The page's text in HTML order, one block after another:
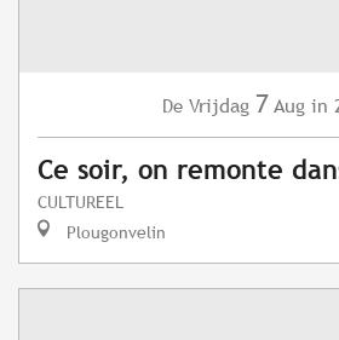
De Vrijdag 7 Aug in
Ce soir, on remonte
CULTUREEL
Plougonvelin